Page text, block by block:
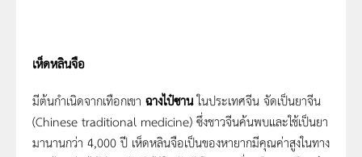
เห็ดหลินจือ
มีต้นกำเนิดจากเทือกเขา ฉางไป๋ซานในประเทศจีน จัดเป็นยาจีน
(Chinese traditional medicine) ซึ่งชาวจีนค้นพบและใช้เป็นยา
มานานกว่า 4,000 ปี เห็ดหลินจือเป็นของหายากมีคุณค่าสูงในทาง